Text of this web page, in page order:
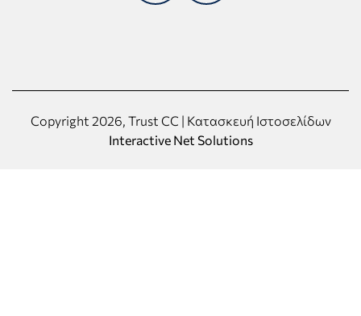
Copyright 2026, Trust CC | Κατασκευή Ιστοσελίδων
Interactive Net Solutions